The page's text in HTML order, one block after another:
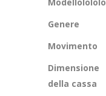
Genere
Movimento
Dimensione
della cassa